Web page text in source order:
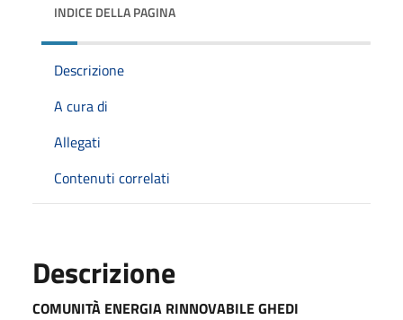
INDICE DELLA PAGINA
Descrizione
A cura di
Allegati
Contenuti correlati
Descrizione
COMUNITÀ ENERGIA RINNOVABILE GHEDI